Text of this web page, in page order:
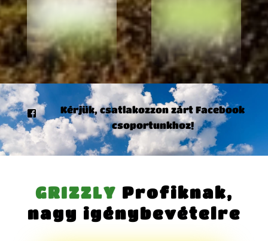
Kérjük, csatlakozzon zárt Facebook
csoportunkhoz!
GRIZZLY Profiknak,
nagy igénybevételre